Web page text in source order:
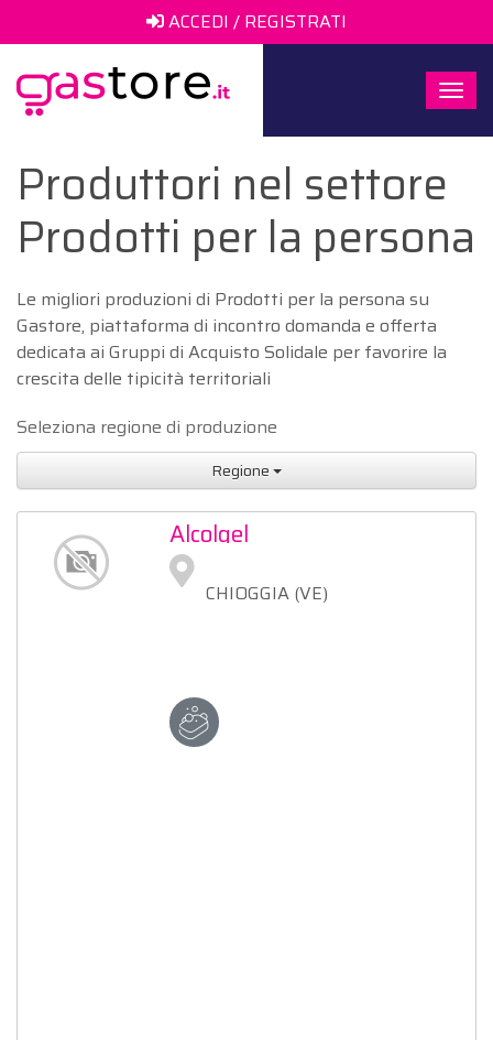
ACCEDI / REGISTRATI
Produttori nel settore
Prodotti per la persona
Le migliori produzioni di Prodotti per la persona su
Gastore, piattaforma di incontro domanda e offerta
dedicata ai Gruppi di Acquisto Solidale per favorire la
crescita delle tipicità territoriali
Seleziona regione di produzione
Regione
Alcolgel
CHIOGGIA (VE)